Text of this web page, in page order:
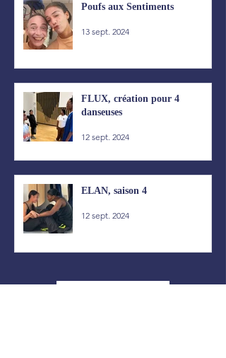
Poufs aux Sentiments
13 sept. 2024
FLUX, création pour 4
danseuses
12 sept. 2024
ELAN, saison 4
12 sept. 2024